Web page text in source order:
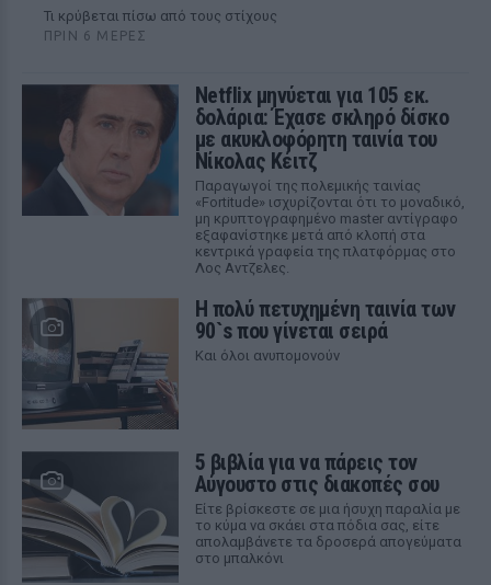
Τι κρύβεται πίσω από τους στίχους
ΠΡΙΝ 6 ΜΈΡΕΣ
Netflix μηνύεται για 105 εκ.
δολάρια: Έχασε σκληρό δίσκο
με ακυκλοφόρητη ταινία του
Νίκολας Κέιτζ
Παραγωγοί της πολεμικής ταινίας
«Fortitude» ισχυρίζονται ότι το μοναδικό,
μη κρυπτογραφημένο master αντίγραφο
εξαφανίστηκε μετά από κλοπή στα
κεντρικά γραφεία της πλατφόρμας στο
Λος Αντζελες.
Η πολύ πετυχημένη ταινία των
90`s που γίνεται σειρά
Και όλοι ανυπομονούν
5 βιβλία για να πάρεις τον
Αύγουστο στις διακοπές σου
Είτε βρίσκεστε σε μια ήσυχη παραλία με
το κύμα να σκάει στα πόδια σας, είτε
απολαμβάνετε τα δροσερά απογεύματα
στο μπαλκόνι